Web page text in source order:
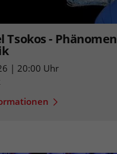
Tsokos - Phänomen
| 20:00 Uhr